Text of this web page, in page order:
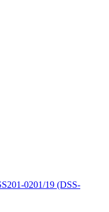
0201/19 (DSS-